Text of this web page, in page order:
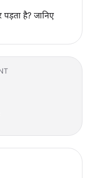
पड़ता है? जानिए